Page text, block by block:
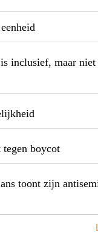
inclusief, maar
tegen boycot
toont zijn